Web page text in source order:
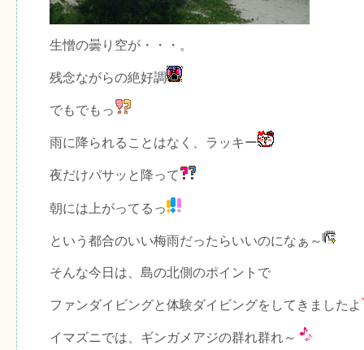
生憎の曇り空が・・・。
残念ながらの絶好調
でもでもっ
雨に降られることはなく、ラッキー
夜だけパサッと降って
朝には上がってるっ
という都合のいい梅雨だったらいいのになぁ～
そんな今日は、島の北側のポイントで
ファンダイビングと体験ダイビングをしてきましたよ
イマズニでは、ギンガメアジの群れ群れ～